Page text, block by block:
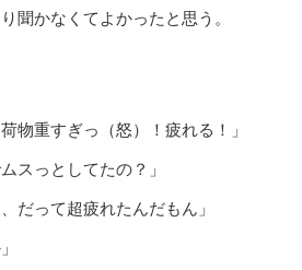
聞かなくてよかったと思う。
物重すぎっ（怒）！疲れる！」
スっとしてたの？」
だって超疲れたんだもん」